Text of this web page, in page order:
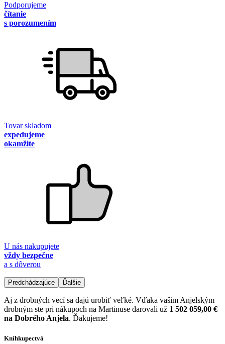
Podporujeme
čítanie
s porozumením
Tovar skladom
expedujeme
okamžite
U nás nakupujete
vždy bezpečne
a s dôverou
Predchádzajúce Ďalšie
Aj z drobných vecí sa dajú urobiť veľké. Vďaka vašim Anjelským
drobným ste pri nákupoch na Martinuse darovali už 1 502 059,00 €
na Dobrého Anjela. Ďakujeme!
Kníhkupectvá